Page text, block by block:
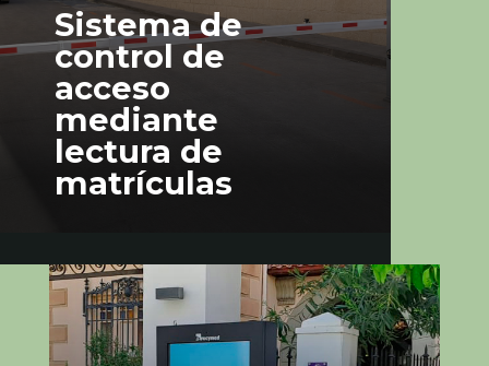
Sistema de
control de
acceso
mediante
lectura de
matrículas